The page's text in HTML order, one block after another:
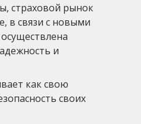
страховой рынок
в связи с новыми
и
как свою
своих